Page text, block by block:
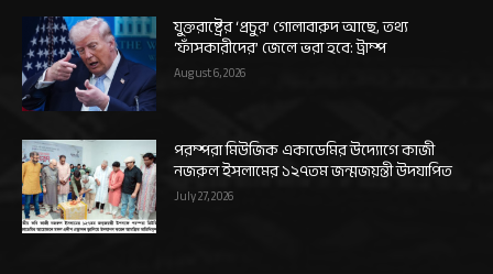
যুক্তরাষ্ট্রের ‘প্রচুর’ গোলাবারুদ আছে, তথ্য
‘ফাঁসকারীদের’ জেলে ভরা হবে: ট্রাম্প
August 6, 2026
পরম্পরা মিউজিক একাডেমির উদ্যোগে কাজী
নজরুল ইসলামের ১২৭তম জন্মজয়ন্তী উদযাপিত
July 27, 2026